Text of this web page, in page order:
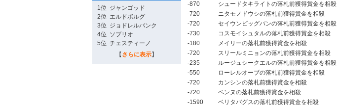
1位 ジャンゴッド
2位 エルドボルグ
3位 ジョドレルバンク
4位 ソブリオ
5位 チェスティーノ
【 さらに表示】
-870
シュードタキライトの落札前獲得賞金を相殺
-720
ニタモノドウシの落札前獲得賞金を相殺
-720
セイウンビッグバンの落札前獲得賞金を相殺
-730
コスモイシュタルの落札前獲得賞金を相殺
-180
メイリーの落札前獲得賞金を相殺
-720
スリールミニョンの落札前獲得賞金を相殺
-235
ルージュシークエルの落札前獲得賞金を相殺
-550
ローレルオーブの落札前獲得賞金を相殺
-720
カンシンの落札前獲得賞金を相殺
-720
ベンヌの落札前獲得賞金を相殺
-1590
ベリタバグスの落札前獲得賞金を相殺